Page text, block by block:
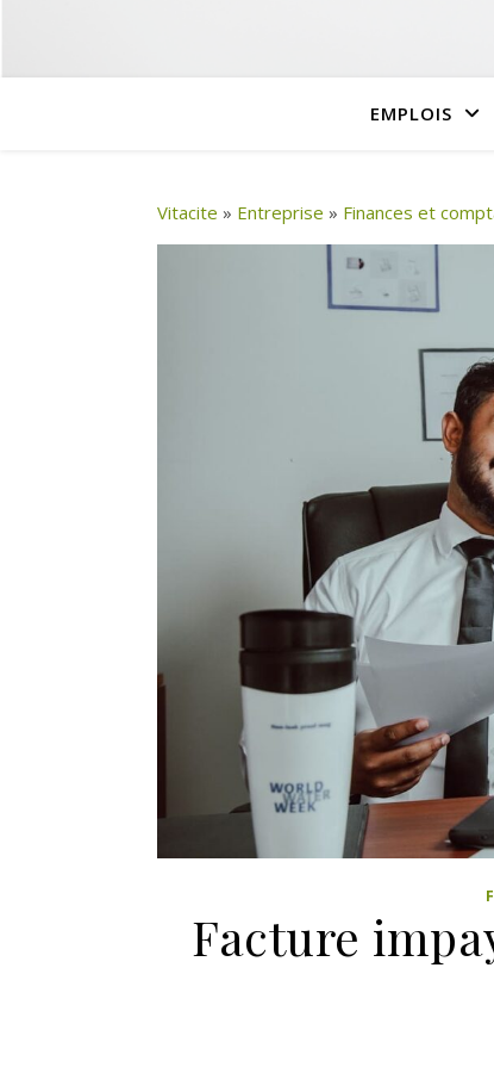
EMPLOIS
Vitacite » Entreprise » Finances et
Facture